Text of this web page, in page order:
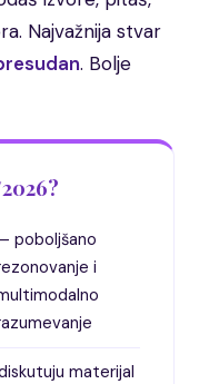
Najvažnija stvar
. Bolje
poboljšano
i
materijal